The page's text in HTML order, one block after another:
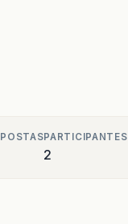
PARTICIPANTES
2